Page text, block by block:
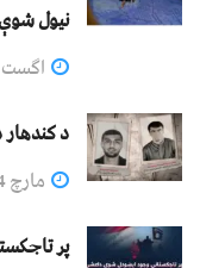
نيول
اگست 7, 2024
د کندهار
مارچ 24, 2024
پر